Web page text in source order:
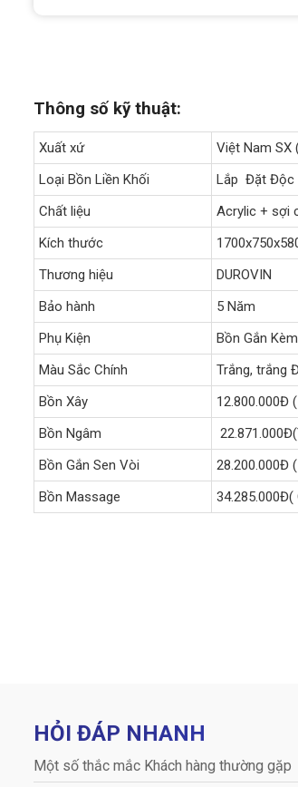
Thông số kỹ thuật:
Xuất xứ
Việt Nam SX
Loại Bồn Liền Khối
Lắp Đặt Độc
Chất liệu
Acrylic + sợi
Kích thước
Thương hiệu
DUROVIN
Bảo hành
5 Năm
Phụ Kiện
Bồn Gắn
Màu Sắc Chính
Trắng, trắng
Bồn Xây
12.800.000Đ
Bồn Ngâm
Bồn Gắn Sen Vòi
28.200.000Đ
Bồn Massage
HỎI ĐÁP NHANH
Một số thắc mắc Khách hàng thường gặp